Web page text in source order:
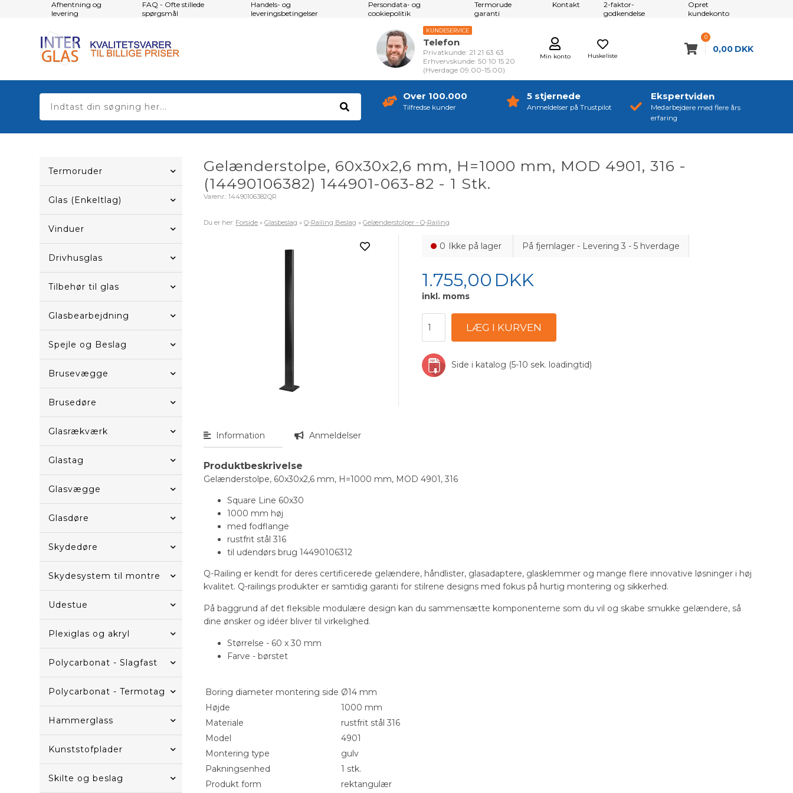
Afhentning og
levering
FAQ - Ofte stillede
spørgsmål
Handels- og
leveringsbetingelser
Persondata- og
cookiepolitik
Termorude
garanti
Kontakt
2-faktor-
godkendelse
Opret
kundekonto
Huskeliste
Min konto
KUNDESERVICE
Telefon
Privatkunde: 21 21 63 63
Erhvervskunde: 50 10 15 20
(Hverdage 09.00-15.00)
0
0,00 DKK
Over 100.000
Tilfredse kunder
5 stjernede
Anmeldelser på Trustpilot
Ekspertviden
Medarbejdere med flere års
erfaring
Termoruder
Glas (Enkeltlag)
Vinduer
Drivhusglas
Tilbehør til glas
Glasbearbejdning
Spejle og Beslag
Brusevægge
Brusedøre
Glasrækværk
Glastag
Glasvægge
Glasdøre
Skydedøre
Skydesystem til montre
Udestue
Plexiglas og akryl
Polycarbonat - Slagfast
Polycarbonat - Termotag
Hammerglass
Kunststofplader
Skilte og beslag
Gelænderstolpe, 60x30x2,6 mm, H=1000 mm, MOD 4901, 316 -
(14490106382) 144901-063-82 - 1 Stk.
Varenr.:14490106382QR
Du er her: Forside »Glasbeslag »Q-Railing Beslag »Gelænderstolper - Q-Railing
0 Ikke på lager På fjernlager - Levering 3 - 5 hverdage
1.755,00 DKK
inkl. moms
Side i katalog (5-10 sek. loadingtid)
Information Anmeldelser
Produktbeskrivelse
Gelænderstolpe, 60x30x2,6 mm, H=1000 mm, MOD 4901, 316
Square Line 60x30
1000 mm høj
med fodflange
rustfrit stål 316
til udendørs brug 14490106312
Q-Railing er kendt for deres certificerede gelændere, håndlister, glasadaptere, glasklemmer og mange flere innovative løsninger i høj
kvalitet. Q-railings produkter er samtidig garanti for stilrene designs med fokus på hurtig montering og sikkerhed.
På baggrund af det fleksible modulære design kan du sammensætte komponenterne som du vil og skabe smukke gelændere, så
dine ønsker og idéer bliver til virkelighed.
Størrelse - 60 x 30 mm
Farve - børstet
Boring diameter montering side Ø14 mm
Højde
1000 mm
Materiale
rustfrit stål 316
Model
4901
Montering type
gulv
Pakningsenhed
1 stk.
Produkt form
rektangulær